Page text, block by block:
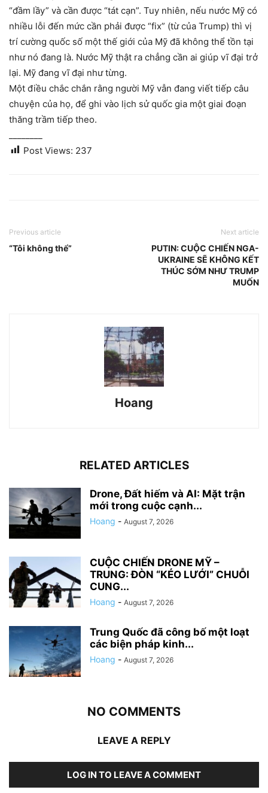
“đầm lầy” và cần được “tát cạn”. Tuy nhiên, nếu nước Mỹ có
nhiều lỗi đến mức cần phải được “fix” (từ của Trump) thì vị
trí cường quốc số một thế giới của Mỹ đã không thể tồn tại
như nó đang là. Nước Mỹ thật ra chẳng cần ai giúp vĩ đại trở
lại. Mỹ đang vĩ đại như từng.
Một điều chắc chắn rằng người Mỹ vẫn đang viết tiếp câu
chuyện của họ, để ghi vào lịch sử quốc gia một giai đoạn
thăng trầm tiếp theo.
Post Views: 237
Previous article
“Tôi không thể”
Next article
PUTIN: CUỘC CHIẾN NGA-
UKRAINE SẼ KHÔNG KẾT
THÚC SỚM NHƯ TRUMP
MUỐN
Hoang
RELATED ARTICLES
Drone, Đất hiếm và AI: Mặt trận
mới trong cuộc cạnh...
Hoang - August 7, 2026
CUỘC CHIẾN DRONE MỸ –
TRUNG: ĐÒN “KÉO LƯỚI” CHUỖI
CUNG...
Hoang - August 7, 2026
Trung Quốc đã công bố một loạt
các biện pháp kinh...
Hoang - August 7, 2026
NO COMMENTS
LEAVE A REPLY
LOG IN TO LEAVE A COMMENT